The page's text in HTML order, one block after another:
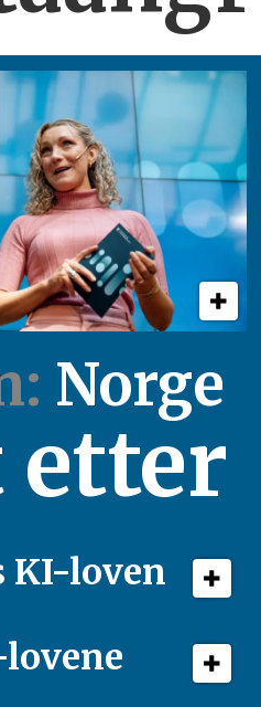
Norge
etter
KI-loven